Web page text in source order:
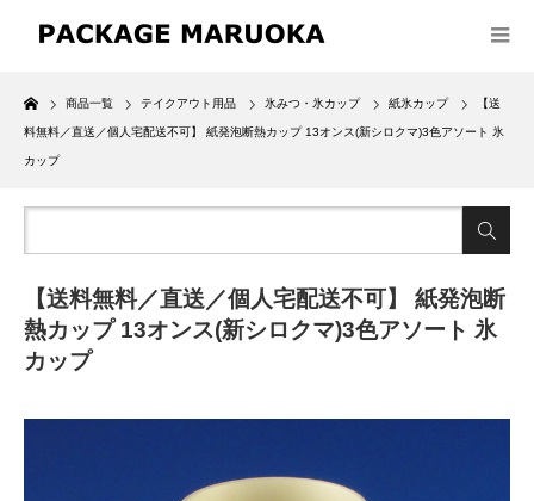
Home
商品一覧 テイクアウト用品 氷みつ・氷カップ 紙氷カップ 【送
料無料／直送／個人宅配送不可】 紙発泡断熱カップ 13オンス(新シロクマ)3色アソート 氷
カップ
【送料無料／直送／個人宅配送不可】 紙発泡断
熱カップ 13オンス(新シロクマ)3色アソート 氷
カップ